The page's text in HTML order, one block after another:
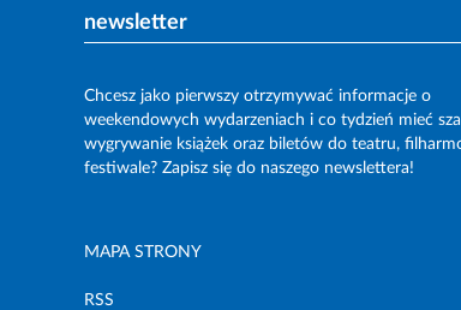
newsletter
Chcesz jako pierwszy otrzymywać informacje o
weekendowych wydarzeniach i co tydzień mieć
wygrywanie książek oraz biletów do teatru,
festiwale? Zapisz się do naszego newslettera!
MAPA STRONY
RSS